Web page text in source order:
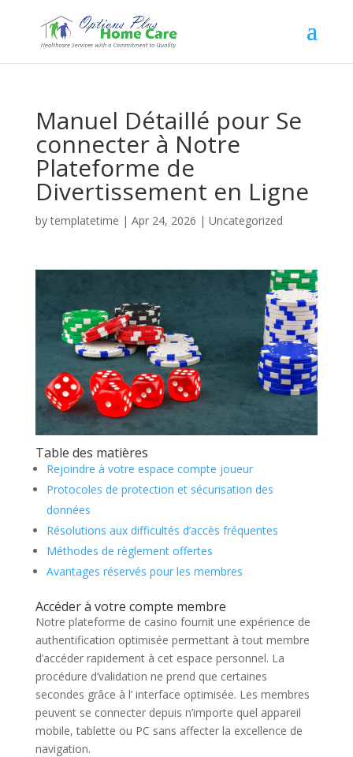
Manuel Détaillé pour Se
connecter à Notre
Plateforme de
Divertissement en Ligne
bytemplatetime | Apr 24, 2026 | Uncategorized
Table des matières
Rejoindre à votre espace compte joueur
Protocoles de protection et sécurisation des
données
Résolutions aux difficultés d’accès fréquentes
Méthodes de règlement offertes
Avantages réservés pour les membres
Accéder à votre compte membre
Notre plateforme de casino fournit une expérience de
authentification optimisée permettant à tout membre
d’accéder rapidement à cet espace personnel. La
procédure d’validation ne prend que certaines
secondes grâce à l’ interface optimisée. Les membres
peuvent se connecter depuis n’importe quel appareil
mobile, tablette ou PC sans affecter la excellence de
navigation.